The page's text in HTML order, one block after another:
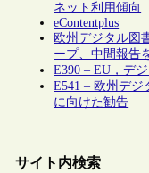
ネット利用傾向
eContentplus
欧州デジタル図
ープ、中間報告
E390 – EU，デ
E541 – 欧州デ
に向けた勧告
サイト内検索